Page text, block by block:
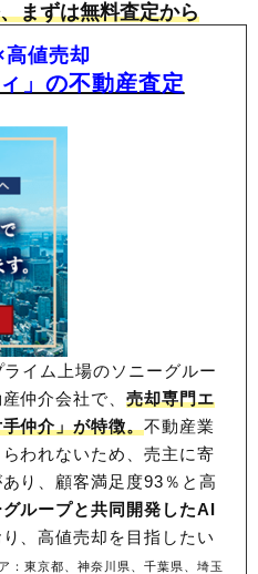
まずは無料査定から
値売却
」の不動産査定
イム上場のソニーグルー
仲介会社で、売却専門エ
仲介」が特徴。不動産業
われないため、売主に寄
り、顧客満足度93％と高
グループと共同開発したAI
り、高値売却を目指したい
：東京都、神奈川県、千葉県、埼玉